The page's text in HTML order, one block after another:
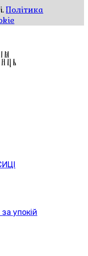
Політика
упокій